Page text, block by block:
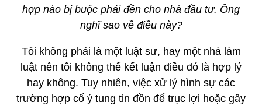
hợp nào bị buộc phải đền cho nhà đầu tư. Ông
nghĩ sao về điều này?
Tôi không phải là một luật sư, hay một nhà làm
luật nên tôi không thể kết luận điều đó là hợp lý
hay không. Tuy nhiên, việc xử lý hình sự các
trường hợp cố ý tung tin đồn để trục lợi hoặc gây